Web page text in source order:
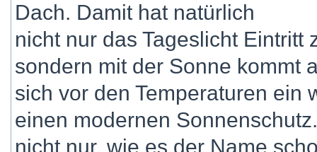
Dach. Damit hat natürlich
nicht nur das Tageslicht Eintritt
sondern mit der Sonne kommt
sich vor den Temperaturen ein
einen modernen
nicht nur, wie es der Name